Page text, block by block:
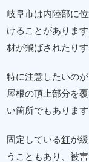
岐阜市は内陸部に
けることがありま
材が飛ばされたり
特に注意したいの
屋根の頂上部分を
い箇所でもあります
固定している釘が
うこともあり、被